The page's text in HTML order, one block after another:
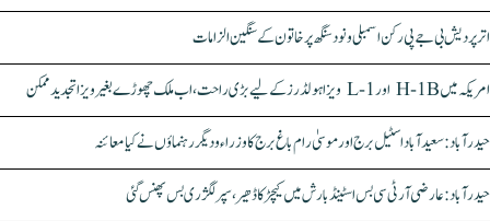
اتر پردیش بی جے پی رکن اسمبلی ونود سنگھ پر خاتون کے سنگین الزامات
امریکہ میں H-1B اور L-1 ویزا ہولڈرز کے لیے بڑی راحت، اب ملک چھوڑے بغیر ویزا تجدید ممکن
حیدرآباد: سعیدآباد اسٹیل برج اور موسیٰ رام باغ برج کا وزراء و دیگر رہنماؤں نے کیا معائنہ
حیدرآباد: عارضی آر ٹی سی بس اسٹینڈ بارش میں کیچڑ کا ڈھیر، سپر لگژری بس پھنس گئی